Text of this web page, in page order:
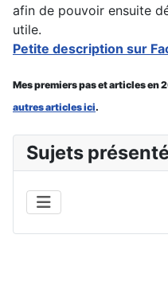
afin de pouvoir ensuite
utile.
Petite description sur
Mes premiers pas et articles en
autres articles ici.
Sujets